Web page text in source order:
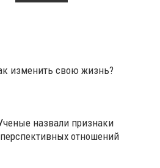
изменить свою жизнь?
назвали признаки
отношений